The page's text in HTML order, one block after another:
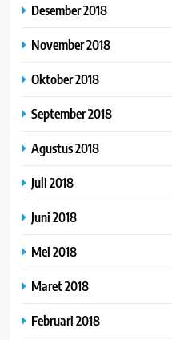
Desember 2018
November 2018
Oktober 2018
September 2018
Agustus 2018
Juli 2018
Juni 2018
Mei 2018
Maret 2018
Februari 2018